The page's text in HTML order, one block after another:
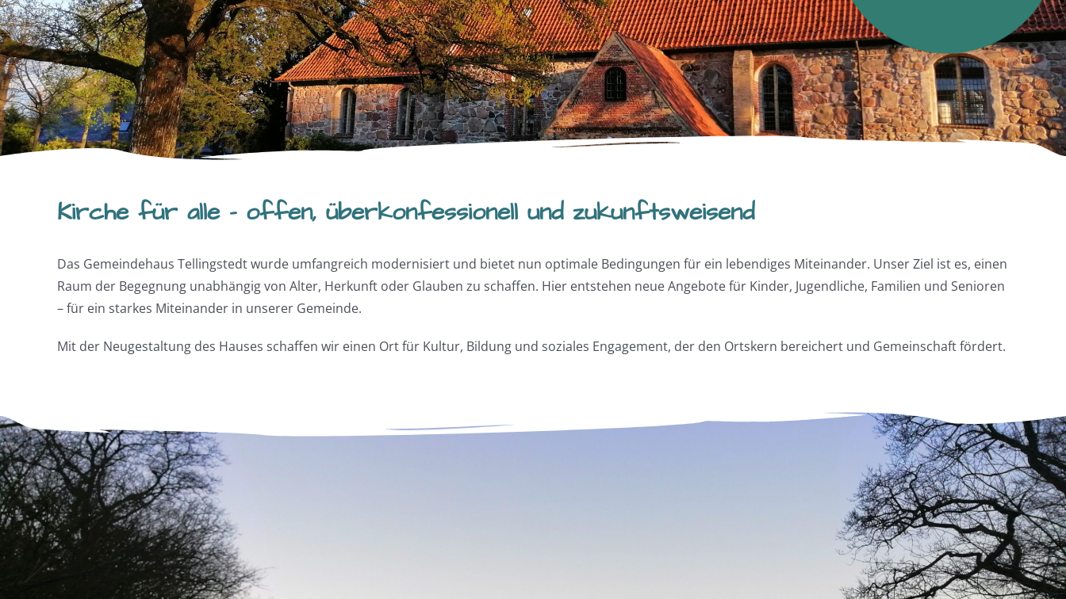
Kirche für alle – offen, überkonfessionell und zukunftsweisend
Das Gemeindehaus Tellingstedt wurde umfangreich modernisiert und bietet nun optimale Bedingungen für ein lebendiges Miteinander. Unser Ziel ist es, einen
Raum der Begegnung unabhängig von Alter, Herkunft oder Glauben zu schaffen. Hier entstehen neue Angebote für Kinder, Jugendliche, Familien und Senioren
– für ein starkes Miteinander in unserer Gemeinde.
Mit der Neugestaltung des Hauses schaffen wir einen Ort für Kultur, Bildung und soziales Engagement, der den Ortskern bereichert und Gemeinschaft fördert.